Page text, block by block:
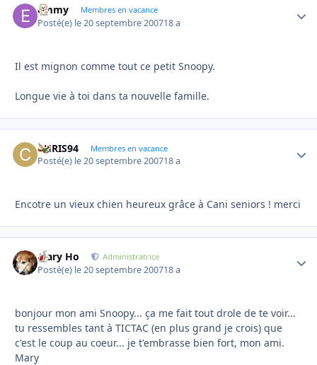
emmy Membres en vacance
Posté(e) le 20 septembre 200718 a
Il est mignon comme tout ce petit Snoopy.
Longue vie à toi dans ta nouvelle famille.
CHRIS94 Membres en vacance
Posté(e) le 20 septembre 200718 a
Encotre un vieux chien heureux grâce à Cani seniors ! merci
Mary Ho Administratrice
Posté(e) le 20 septembre 200718 a
bonjour mon ami Snoopy... ça me fait tout drole de te voir...
tu ressembles tant à TICTAC (en plus grand je crois) que
c'est le coup au coeur... je t'embrasse bien fort, mon ami.
Mary